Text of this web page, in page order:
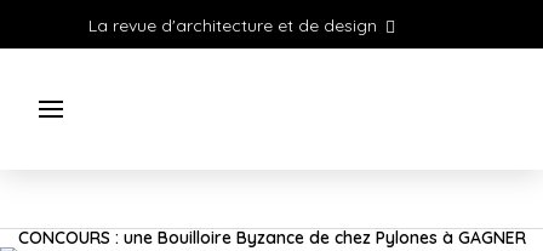
La revue d'architecture et de design
CONCOURS : une Bouilloire Byzance de chez Pylones à GAGNER